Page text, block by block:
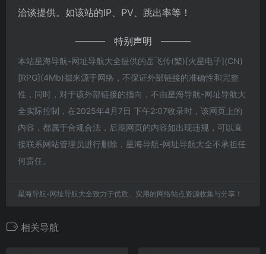
洽谈提供。如该站的IP、PV、跳出率等！
特别声明
本站星海导航-网址导航大全提供的岳飞传(繁)[火星电子](CN)
[RPG](4Mb)都来源于网络，不保证外部链接的准确性和完整
性，同时，对于该外部链接的指向，不由星海导航-网址导航大
全实际控制，在2025年4月7日 下午2:07收录时，该网页上的
内容，都属于合规合法，后期网页的内容如出现违规，可以直
接联系网站管理员进行删除，星海导航-网址导航大全不承担任
何责任。
星海导航-网址导航大全致力于优质、实用的网络站点资源收集与分享！
相关导航